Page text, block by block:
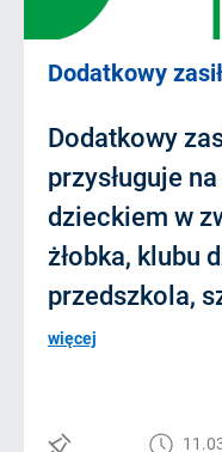
Dodatkowy
Dodatkowy
przysługuje
dzieckiem w
żłobka, klubu
przedszkola,
więcej